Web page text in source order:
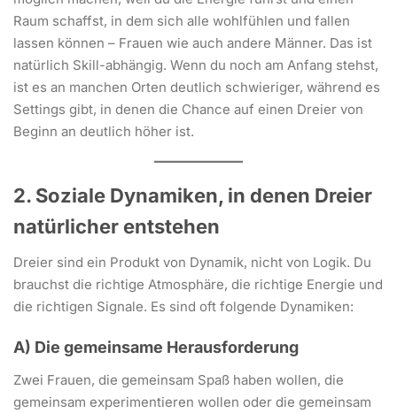
Raum schaffst, in dem sich alle wohlfühlen und fallen
lassen können – Frauen wie auch andere Männer. Das ist
natürlich Skill-abhängig. Wenn du noch am Anfang stehst,
ist es an manchen Orten deutlich schwieriger, während es
Settings gibt, in denen die Chance auf einen Dreier von
Beginn an deutlich höher ist.
2. Soziale Dynamiken, in denen Dreier
natürlicher entstehen
Dreier sind ein Produkt von Dynamik, nicht von Logik. Du
brauchst die richtige Atmosphäre, die richtige Energie und
die richtigen Signale. Es sind oft folgende Dynamiken:
A) Die gemeinsame Herausforderung
Zwei Frauen, die gemeinsam Spaß haben wollen, die
gemeinsam experimentieren wollen oder die gemeinsam